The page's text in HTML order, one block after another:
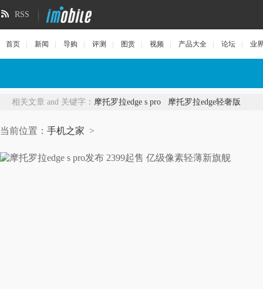
RSS
首页 新闻 导购 评测 图赏 视频 产品大全 论坛 业
相关文章 and 关键字： 摩托罗拉edge s pro 摩托罗拉edge轻奢版
当前位置： 手机之家 >